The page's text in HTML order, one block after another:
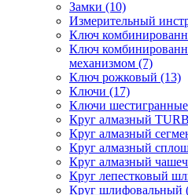
Замки (10)
Измерительный
Ключ
Ключ
механизмом (7)
Ключ рожковый (13)
Ключи (17)
Ключи
Круг алмазный
Круг алмазный
Круг алмазный
Круг алмазный
Круг лепестковый
Круг шлифовальный